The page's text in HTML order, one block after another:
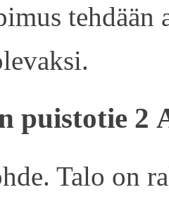
tehdään
puistotie 2
Talo on